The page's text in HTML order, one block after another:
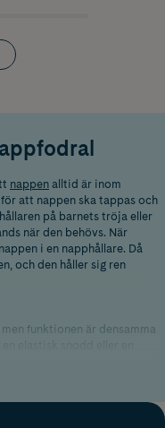
nappen alltid är inom
att nappen ska tappas och
på barnets tröja eller
när den behövs. När
i en napphållare. Då
och den håller sig ren
funktionen är densamma
medan andra bara